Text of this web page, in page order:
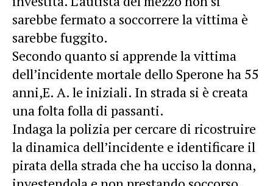
sarebbe fermato a soccorrere la vittima è
sarebbe fuggito.
Secondo quanto si apprende la vittima
dell’incidente mortale dello Sperone ha 55
anni,E. A. le iniziali. In strada si è creata
una folta folla di passanti.
Indaga la polizia per cercare di ricostruire
la dinamica dell’incidente e identificare il
pirata della strada che ha ucciso la donna,